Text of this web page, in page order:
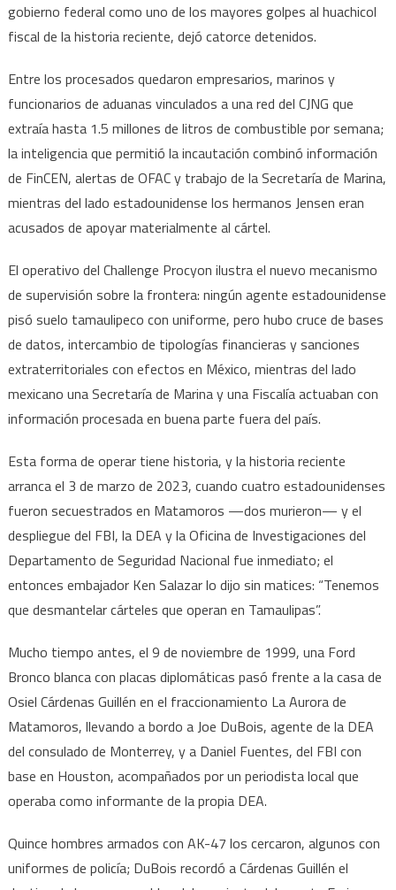
gobierno federal como uno de los mayores golpes al huachicol
fiscal de la historia reciente, dejó catorce detenidos.
Entre los procesados quedaron empresarios, marinos y
funcionarios de aduanas vinculados a una red del CJNG que
extraía hasta 1.5 millones de litros de combustible por semana;
la inteligencia que permitió la incautación combinó información
de FinCEN, alertas de OFAC y trabajo de la Secretaría de Marina,
mientras del lado estadounidense los hermanos Jensen eran
acusados de apoyar materialmente al cártel.
El operativo del Challenge Procyon ilustra el nuevo mecanismo
de supervisión sobre la frontera: ningún agente estadounidense
pisó suelo tamaulipeco con uniforme, pero hubo cruce de bases
de datos, intercambio de tipologías financieras y sanciones
extraterritoriales con efectos en México, mientras del lado
mexicano una Secretaría de Marina y una Fiscalía actuaban con
información procesada en buena parte fuera del país.
Esta forma de operar tiene historia, y la historia reciente
arranca el 3 de marzo de 2023, cuando cuatro estadounidenses
fueron secuestrados en Matamoros —dos murieron— y el
despliegue del FBI, la DEA y la Oficina de Investigaciones del
Departamento de Seguridad Nacional fue inmediato; el
entonces embajador Ken Salazar lo dijo sin matices: “Tenemos
que desmantelar cárteles que operan en Tamaulipas”.
Mucho tiempo antes, el 9 de noviembre de 1999, una Ford
Bronco blanca con placas diplomáticas pasó frente a la casa de
Osiel Cárdenas Guillén en el fraccionamiento La Aurora de
Matamoros, llevando a bordo a Joe DuBois, agente de la DEA
del consulado de Monterrey, y a Daniel Fuentes, del FBI con
base en Houston, acompañados por un periodista local que
operaba como informante de la propia DEA.
Quince hombres armados con AK-47 los cercaron, algunos con
uniformes de policía; DuBois recordó a Cárdenas Guillén el